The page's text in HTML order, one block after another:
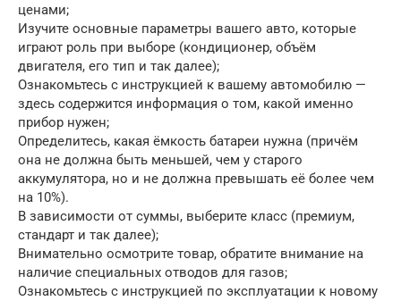
ценами;
Изучите основные параметры вашего авто, которые
играют роль при выборе (кондиционер, объём
двигателя, его тип и так далее);
Ознакомьтесь с инструкцией к вашему автомобилю —
здесь содержится информация о том, какой именно
прибор нужен;
Определитесь, какая ёмкость батареи нужна (причём
она не должна быть меньшей, чем у старого
аккумулятора, но и не должна превышать её более чем
на 10%).
В зависимости от суммы, выберите класс (премиум,
стандарт и так далее);
Внимательно осмотрите товар, обратите внимание на
наличие специальных отводов для газов;
Ознакомьтесь с инструкцией по эксплуатации к новому